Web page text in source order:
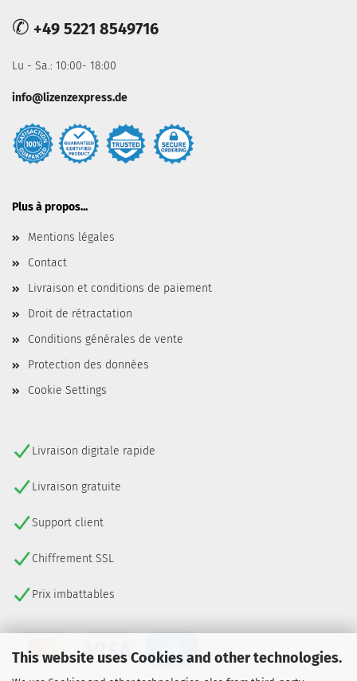
This website uses Cookies and other technologies.
✆ +49 5221 8549716
Lu - Sa.: 10:00- 18:00
info@lizenzexpress.de
Plus à propos...
Mentions légales
Contact
Livraison et conditions de paiement
Droit de rétractation
Conditions générales de vente
Protection des données
Cookie Settings
Livraison digitale rapide
Livraison gratuite
Support client
Chiffrement SSL
Prix imbattables